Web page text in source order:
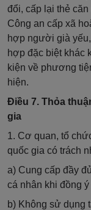
đổi, cấp lại thẻ
Công an cấp xã
hợp người già
hợp đặc biệt khác
kiện về phương
hiện.
Điều 7. Thỏa
gia
1. Cơ quan, tổ
quốc gia có trách
a) Cung cấp đầy
cá nhân khi đồng
b) Không sử dụng